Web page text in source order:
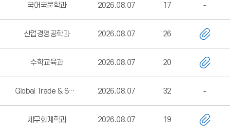
국어국문학과 2026.08.07 17
산업경영공학과 2026.08.07 26
수학교육과 2026.08.07 20
Global Trade & Service학부 2026.08.07 32
세무회계학과 2026.08.07 19